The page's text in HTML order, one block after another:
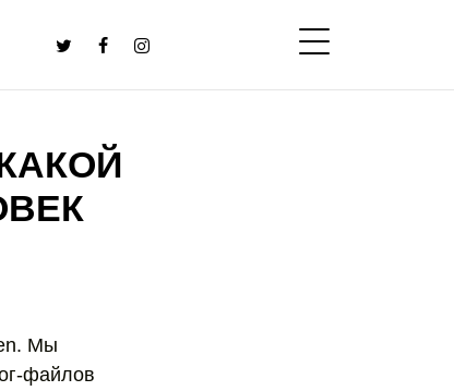
Мы
файлов